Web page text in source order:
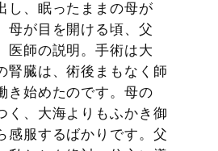
し、眠ったままの母が
母が目を開ける頃、父
医師の説明。手術は大
腎臓は、術後まもなく師
き始めたのです。母の
く、大海よりもふかき御
感服するばかりです。父